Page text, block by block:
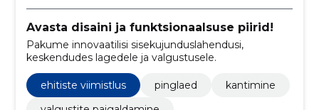
Avasta disaini ja funktsionaalsuse piirid!
Pakume innovaatilisi sisekujunduslahendusi,
keskendudes lagedele ja valgustusele.
ehitiste viimistlus pinglaed
kantimine